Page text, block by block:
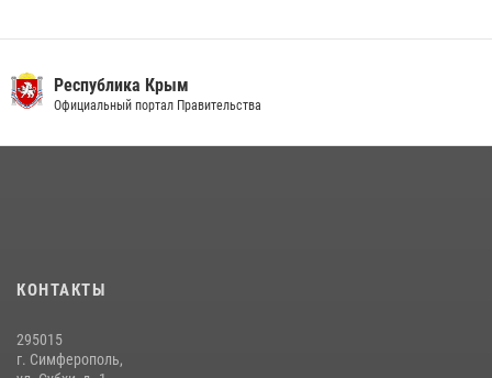
Росгвардейцы Крыма и Севастополя отметили День Крещения Руси
серию правонарушений в Севастополе
Республика Крым
Официальный портал Правительства
КОНТАКТЫ
295015
г. Симферополь,